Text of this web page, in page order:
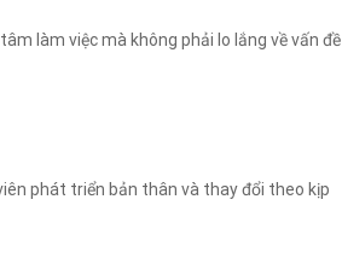
làm việc mà không phải lo lắng về vấn đề
phát triển bản thân và thay đổi theo kịp